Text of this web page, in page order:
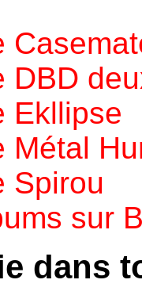
DBD
Ekllipse
Métal
Spirou
sur
dans